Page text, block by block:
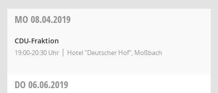
MO 08.04.2019
CDU-Fraktion
19:00-20:30 Uhr Hotel "Deutscher Hof", Moßbach
DO 06.06.2019